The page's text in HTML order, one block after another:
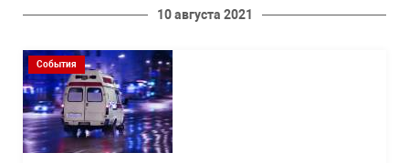
10 августа 2021
События